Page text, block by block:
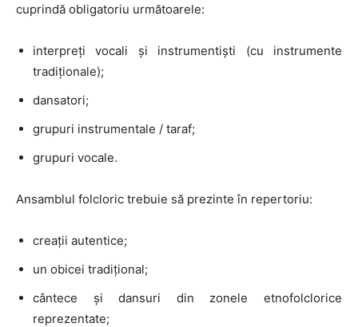
cuprindă obligatoriu următoarele:
interpreți vocali și instrumentiști (cu instrumente
tradiționale);
dansatori;
grupuri instrumentale / taraf;
grupuri vocale.
Ansamblul folcloric trebuie să prezinte în repertoriu:
creații autentice;
un obicei tradițional;
cântece și dansuri din zonele etnofolclorice
reprezentate;